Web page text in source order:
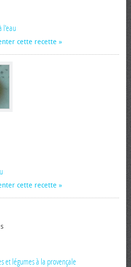
l'eau
cette recette
cette recette
et légumes à la provençale